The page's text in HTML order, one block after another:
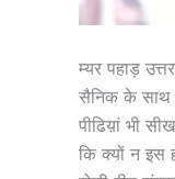
म्यर पहाड़
सैनिक के साथ
पीढिय़ां भी
कि क्यों न इस